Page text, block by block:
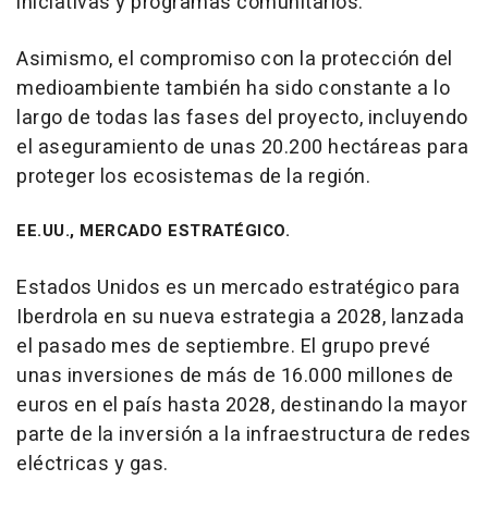
Asimismo, el compromiso con la protección del
medioambiente también ha sido constante a lo
largo de todas las fases del proyecto, incluyendo
el aseguramiento de unas 20.200 hectáreas para
proteger los ecosistemas de la región.
EE.UU., MERCADO ESTRATÉGICO.
Estados Unidos es un mercado estratégico para
Iberdrola en su nueva estrategia a 2028, lanzada
el pasado mes de septiembre. El grupo prevé
unas inversiones de más de 16.000 millones de
euros en el país hasta 2028, destinando la mayor
parte de la inversión a la infraestructura de redes
eléctricas y gas.